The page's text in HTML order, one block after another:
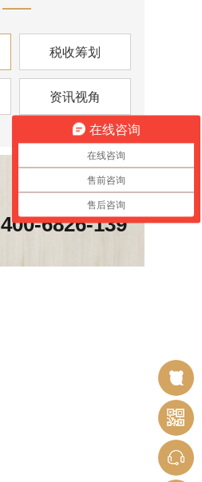
税收筹划
资讯视角
咨询热线
400-6826-139
在线咨询
在线咨询
售前咨询
售后咨询